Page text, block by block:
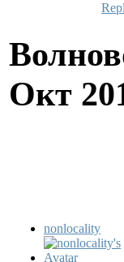
Окт
nonlocality